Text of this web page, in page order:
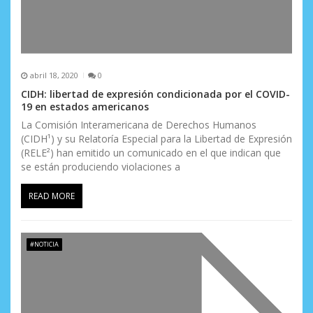
abril 18, 2020 0
CIDH: libertad de expresión condicionada por el COVID-
19 en estados americanos
La Comisión Interamericana de Derechos Humanos
(CIDH¹) y su Relatoría Especial para la Libertad de Expresión
(RELE²) han emitido un comunicado en el que indican que
se están produciendo violaciones a
READ MORE
#NOTICIA